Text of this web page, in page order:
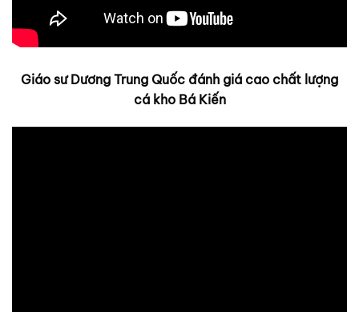
Giáo sư Dương Trung Quốc đánh giá cao chất lượng
cá kho Bá Kiến